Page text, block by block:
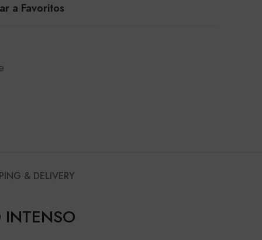
a Favoritos
& DELIVERY
INTENSO